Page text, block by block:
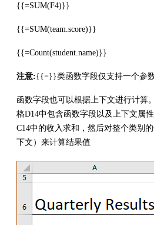
{{=SUM(F4)}}
{{=SUM(team.score)}}
{{=Count(student.name)}}
注意:{{=}}类函数字段仅支持一个参
函数字段也可以根据上下文进行计算
格D14中包含函数字段以及上下文属
C14中的收入求和，然后对整个类别
下文）来计算结果值